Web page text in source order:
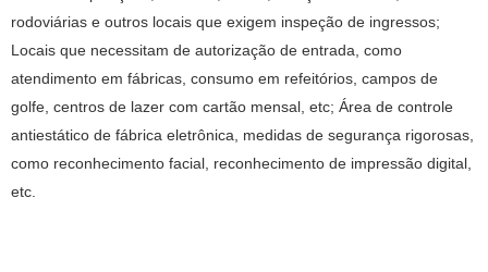
rodoviárias e outros locais que exigem inspeção de ingressos;
Locais que necessitam de autorização de entrada, como
atendimento em fábricas, consumo em refeitórios, campos de
golfe, centros de lazer com cartão mensal, etc; Área de controle
antiestático de fábrica eletrônica, medidas de segurança rigorosas,
como reconhecimento facial, reconhecimento de impressão digital,
etc.